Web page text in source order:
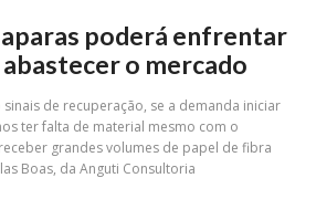
poderá enfrentar
o mercado
de recuperação, se a demanda iniciar
ter falta de material mesmo com o
grandes volumes de papel de fibra
Boas, da Anguti Consultoria